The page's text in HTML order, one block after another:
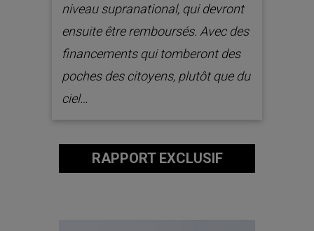
niveau supranational, qui devront
ensuite être remboursés. Avec des
financements qui tomberont des
poches des citoyens, plutôt que du
ciel…
RAPPORT EXCLUSIF